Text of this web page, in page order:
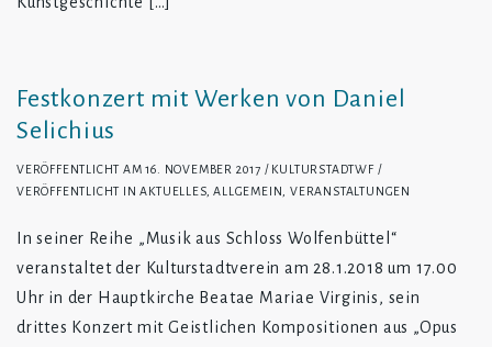
Festkonzert mit Werken von Daniel
Selichius
VERÖFFENTLICHT AM16. NOVEMBER 2017
KULTURSTADTWF
VERÖFFENTLICHT INAKTUELLES,ALLGEMEIN ,VERANSTALTUNGEN
In seiner Reihe „Musik aus Schloss Wolfenbüttel“
veranstaltet der Kulturstadtverein am 28.1.2018 um 17.00
Uhr in der Hauptkirche Beatae Mariae Virginis, sein
drittes Konzert mit Geistlichen Kompositionen aus „Opus